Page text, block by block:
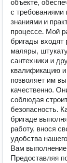
объекте,
с требованиями
знаниями и
процессе. Мой
бригады входят
маляры,
сантехники и
квалификацию
позволяет им
качественно.
соблюдая
безопасность.
бригаде
работу, внося
удобства
Вам
Предоставляя